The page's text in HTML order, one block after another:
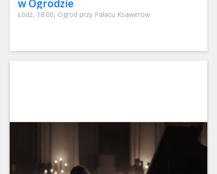
w Ogrodzie
Łódź, 18:00, Ogrod przy Palacu Ksawerow